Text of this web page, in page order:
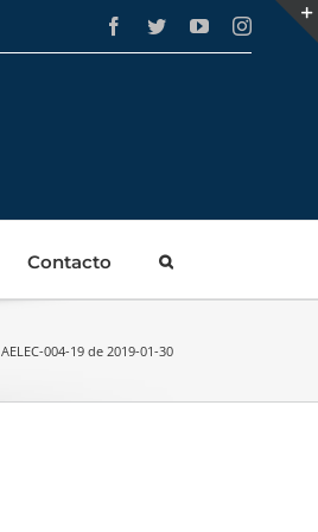
Facebook
TwitterYouTube
Contacto
AELEC-004-19 de 2019-01-30